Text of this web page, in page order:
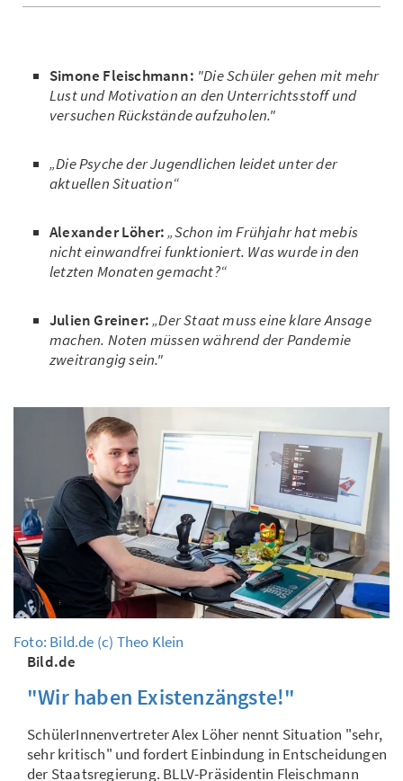
Simone Fleischmann: "Die Schüler gehen mit mehr
Lust und Motivation an den Unterrichtsstoff und
versuchen Rückstände aufzuholen."
„Die Psyche der Jugendlichen leidet unter der
aktuellen Situation“
Alexander Löher: „Schon im Frühjahr hat mebis
nicht einwandfrei funktioniert. Was wurde in den
letzten Monaten gemacht?“
Julien Greiner:„Der Staat muss eine klare Ansage
machen. Noten müssen während der Pandemie
zweitrangig sein."
Foto: Bild.de (c) Theo Klein
Bild.de
"Wir haben Existenzängste!"
SchülerInnenvertreter Alex Löher nennt Situation "sehr,
sehr kritisch" und fordert Einbindung in Entscheidungen
der Staatsregierung. BLLV-Präsidentin Fleischmann